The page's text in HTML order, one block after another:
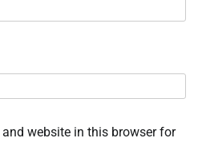
website in this browser for